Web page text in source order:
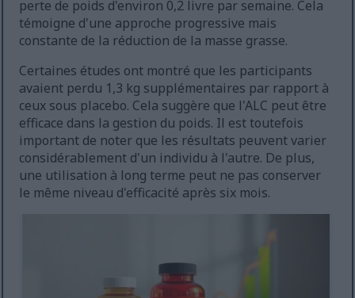
perte de poids d'environ 0,2 livre par semaine. Cela
témoigne d'une approche progressive mais
constante de la réduction de la masse grasse.
Certaines études ont montré que les participants
avaient perdu 1,3 kg supplémentaires par rapport à
ceux sous placebo. Cela suggère que l'ALC peut être
efficace dans la gestion du poids. Il est toutefois
important de noter que les résultats peuvent varier
considérablement d'un individu à l'autre. De plus,
une utilisation à long terme peut ne pas conserver
le même niveau d'efficacité après six mois.